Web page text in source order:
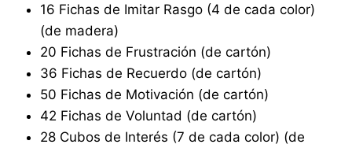
16 Fichas de Imitar Rasgo (4 de cada color)
(de madera)
20 Fichas de Frustración (de cartón)
36 Fichas de Recuerdo (de cartón)
50 Fichas de Motivación (de cartón)
42 Fichas de Voluntad (de cartón)
28 Cubos de Interés (7 de cada color) (de